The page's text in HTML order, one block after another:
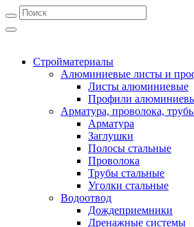
Стройматериалы
Алюминиевые листы и
Листы алюминиевые
Профили
Арматура, проволока,
Арматура
Заглушки
Полосы стальные
Проволока
Трубы стальные
Уголки стальные
Водоотвод
Дождеприемники
Дренажные системы